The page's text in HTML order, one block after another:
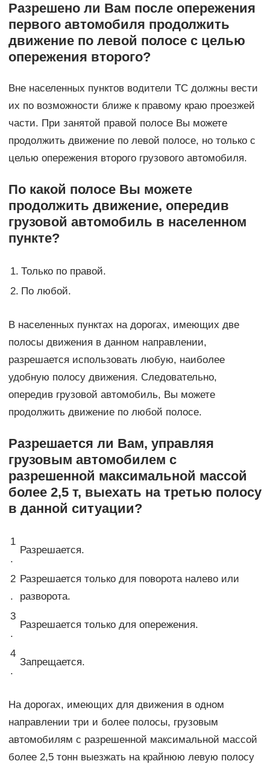
Разрешено ли Вам после опережения
первого автомобиля продолжить
движение по левой полосе с целью
опережения второго?
Вне населенных пунктов водители ТС должны вести
их по возможности ближе к правому краю проезжей
части. При занятой правой полосе Вы можете
продолжить движение по левой полосе, но только с
целью опережения второго грузового автомобиля.
По какой полосе Вы можете
продолжить движение, опередив
грузовой автомобиль в населенном
пункте?
1. Только по правой.
2. По любой.
В населенных пунктах на дорогах, имеющих две
полосы движения в данном направлении,
разрешается использовать любую, наиболее
удобную полосу движения. Следовательно,
опередив грузовой автомобиль, Вы можете
продолжить движение по любой полосе.
Разрешается ли Вам, управляя
грузовым автомобилем с
разрешенной максимальной массой
более 2,5 т, выехать на третью полосу
в данной ситуации?
1
.
Разрешается.
2
.
Разрешается только для поворота налево или
разворота.
3
.
Разрешается только для опережения.
4
.
Запрещается.
На дорогах, имеющих для движения в одном
направлении три и более полосы, грузовым
автомобилям с разрешенной максимальной массой
более 2,5 тонн выезжать на крайнюю левую полосу